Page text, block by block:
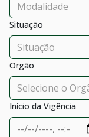
Situação
Orgão
Início da Vigência